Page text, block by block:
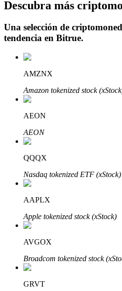
Inversión automática
Obtenga ganancias a largo
Aprender Staking
Obtenga más información
Bitrue
Bitrue Partners
Descubra más
Una selección de
tendencia en Bitrue.
AMZNX
Amazon tokenized stock
AEON
AEON
QQQX
Nasdaq tokenized ETF (xStock)
AAPLX
Apple tokenized stock (xStock)
AVGOX
Broadcom tokenized stock
GRVT